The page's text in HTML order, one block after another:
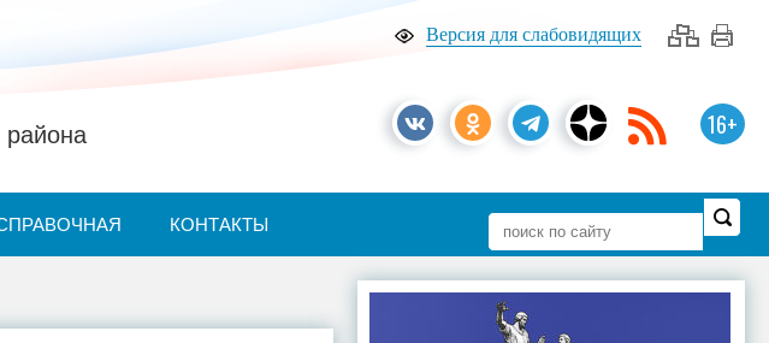
Версия для слабовидящих
16+
района
КОНТАКТЫ